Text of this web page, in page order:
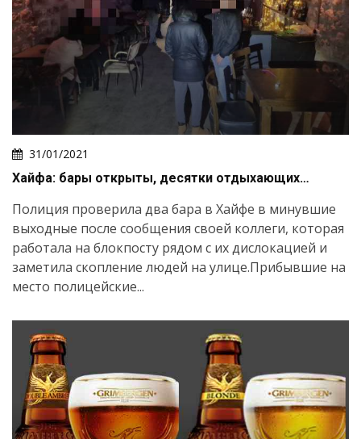
31/01/2021
Хайфа: бары открыты, десятки отдыхающих…
Полиция проверила два бара в Хайфе в минувшие
выходные после сообщения своей коллеги, которая
работала на блокпосту рядом с их дислокацией и
заметила скопление людей на улице.Прибывшие на
место полицейские...